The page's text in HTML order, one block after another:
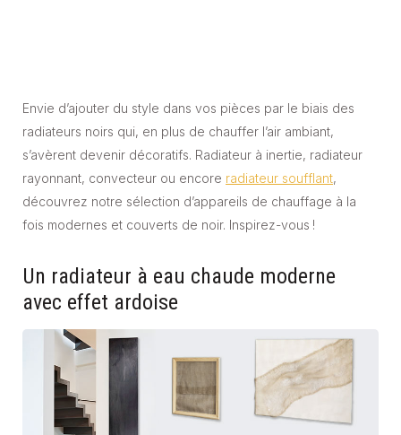
Envie d’ajouter du style dans vos pièces par le biais des
radiateurs noirs qui, en plus de chauffer l’air ambiant,
s’avèrent devenir décoratifs. Radiateur à inertie, radiateur
rayonnant, convecteur ou encore radiateur soufflant,
découvrez notre sélection d’appareils de chauffage à la
fois modernes et couverts de noir. Inspirez-vous !
Un radiateur à eau chaude moderne
avec effet ardoise